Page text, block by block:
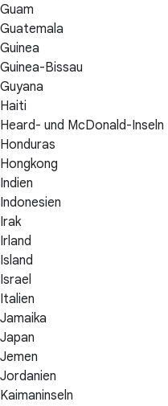
Guam
Guatemala
Guinea
Guinea-Bissau
Guyana
Haiti
Heard- und McDonald-Inseln
Honduras
Hongkong
Indien
Indonesien
Irak
Irland
Island
Israel
Italien
Jamaika
Japan
Jemen
Jordanien
Kaimaninseln